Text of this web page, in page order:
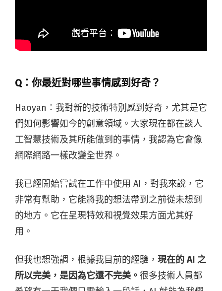
Q：你最近對哪些事情感到好奇？
Haoyan： 我對新的技術特別感到好奇，尤其是它
們如何影響如今的創意領域。大家現在都在談人
工智慧技術及其所能做到的事情，我認為它會像
網際網路一樣改變全世界。
我已經開始嘗試在工作中使用 AI，對我來說，它
非常有幫助，它能將我的想法帶到之前從未想到
的地方。它在呈現特效和視覺效果方面尤其好
用。
但我也想強調，根據我目前的經驗， 現在的 AI 之
所以完美，是因為它還不完美。 很多技術人員都